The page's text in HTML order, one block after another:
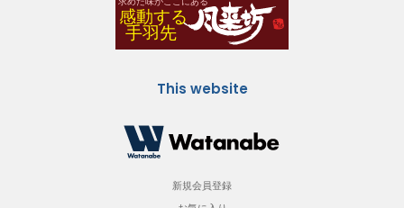
This website
新規会員登録